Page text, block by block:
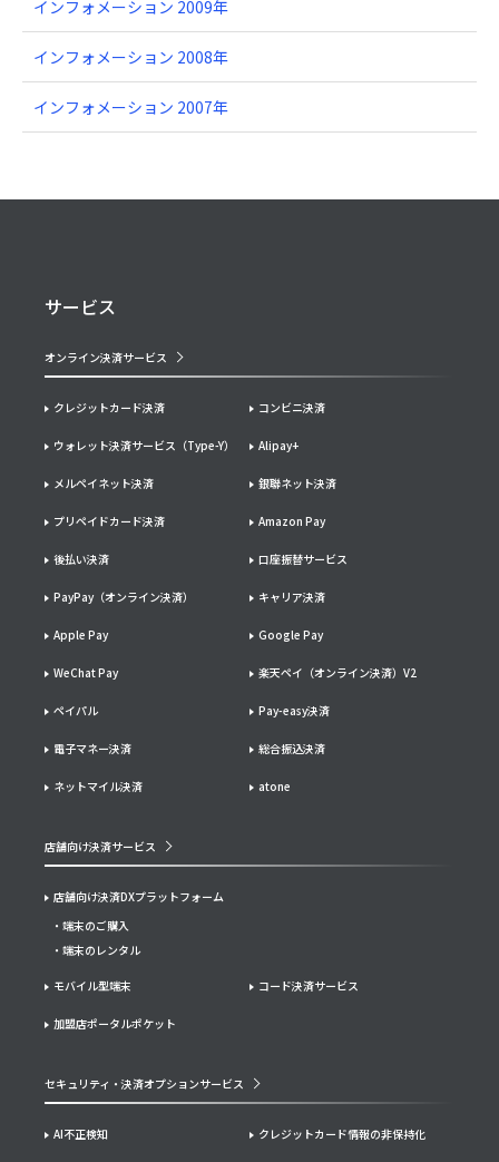
インフォメーション 2009年
インフォメーション 2008年
インフォメーション 2007年
サービス
オンライン決済サービス
クレジットカード決済 コンビニ決済
後払い決済
ペイパル
メルペイネット決済 銀聯ネット決済
プリペイドカード決済 Amazon Pay
Apple Pay
口座振替サービス
PayPay（オンライン決済） キャリア決済
ウォレット決済サービス（Type-Y） Alipay+
WeChat Pay 楽天ペイ（オンライン決済）V2
Google Pay
Pay-easy決済
電子マネー決済 総合振込決済
ネットマイル決済 atone
セキュリティ・決済オプションサービス
AI不正検知 クレジットカード情報の非保持化
店舗向け決済サービス
店舗向け決済DXプラットフォーム
端末のご購入
端末のレンタル
モバイル型端末 コード決済サービス
加盟店ポータルポケット